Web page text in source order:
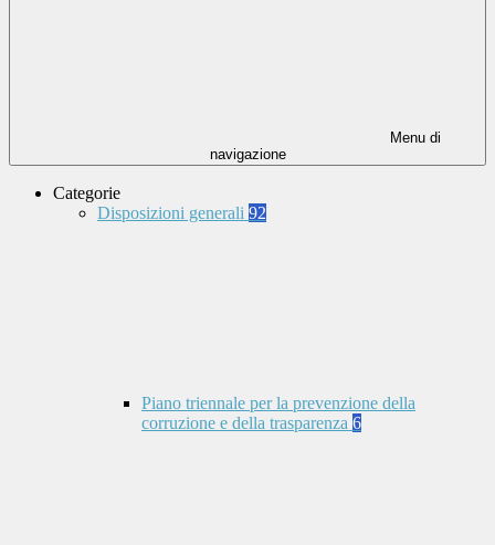
Menu di
navigazione
Categorie
Disposizioni generali 92
Piano triennale per la prevenzione della
corruzione e della trasparenza 6